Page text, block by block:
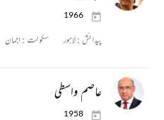
1966
پیدائش :لاہور سکونت : اجمان
عاصم واسطی
1958